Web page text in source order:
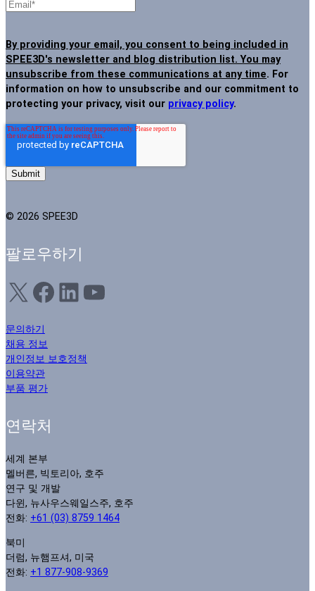
By providing your email, you consent to being included in
SPEE3D's newsletter and blog distribution list. You may
unsubscribe from these communications at any time. For
information on how to unsubscribe and our commitment to
protecting your privacy, visit our privacy policy.
© 2026 SPEE3D
팔로우하기
X Facebook LinkedIn YouTube
문의하기
채용 정보
개인정보 보호정책
이용약관
부품 평가
연락처
세계 본부
멜버른, 빅토리아, 호주
연구 및 개발
다윈, 뉴사우스웨일스주, 호주
전화: +61 (03) 8759 1464
북미
더럼, 뉴햄프셔, 미국
전화: +1 877-908-9369